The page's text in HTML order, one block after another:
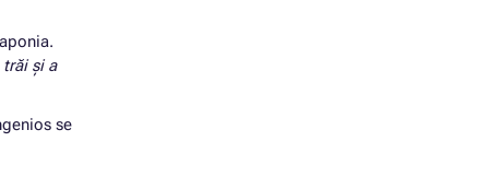
trăi și a
se